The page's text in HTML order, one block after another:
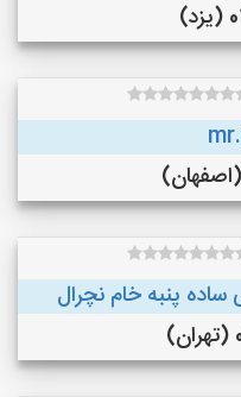
پنبه خام نچرال